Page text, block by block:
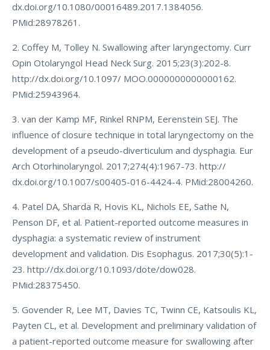
dx.doi.org/10.1080/00016489.2017.1384056.
PMid:28978261.
2. Coffey M, Tolley N. Swallowing after laryngectomy. Curr
Opin Otolaryngol Head Neck Surg. 2015;23(3):202-8.
http://dx.doi.org/10.1097/ MOO.0000000000000162.
PMid:25943964.
3. van der Kamp MF, Rinkel RNPM, Eerenstein SEJ. The
influence of closure technique in total laryngectomy on the
development of a pseudo-diverticulum and dysphagia. Eur
Arch Otorhinolaryngol. 2017;274(4):1967-73. http://
dx.doi.org/10.1007/s00405-016-4424-4. PMid:28004260.
4. Patel DA, Sharda R, Hovis KL, Nichols EE, Sathe N,
Penson DF, et al. Patient-reported outcome measures in
dysphagia: a systematic review of instrument
development and validation. Dis Esophagus. 2017;30(5):1-
23. http://dx.doi.org/10.1093/dote/dow028.
PMid:28375450.
5. Govender R, Lee MT, Davies TC, Twinn CE, Katsoulis KL,
Payten CL, et al. Development and preliminary validation of
a patient-reported outcome measure for swallowing after